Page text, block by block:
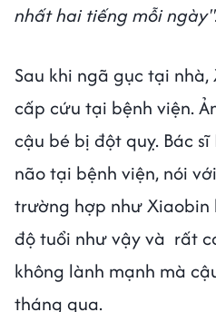
nhất hai tiếng mỗi
Sau khi ngã gục tại
cấp cứu tại bệnh viện.
cậu bé bị đột quỵ. Bác
não tại bệnh viện, nói
trường hợp như
độ tuổi như vậy và rất
không lành mạnh mà
tháng qua.